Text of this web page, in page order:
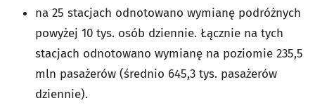
na 25 stacjach odnotowano wymianę podróżnych
powyżej 10 tys. osób dziennie. Łącznie na tych
stacjach odnotowano wymianę na poziomie 235,5
mln pasażerów (średnio 645,3 tys. pasażerów
dziennie).